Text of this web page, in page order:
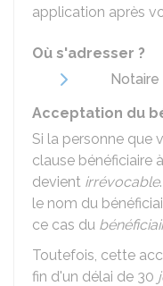
application après
Où s'adresser ?
Notaire
Acceptation du
Si la personne que
clause bénéficiaire
devient irrévocable
le nom du
ce cas du
Toutefois, cette
fin d'un délai de 30